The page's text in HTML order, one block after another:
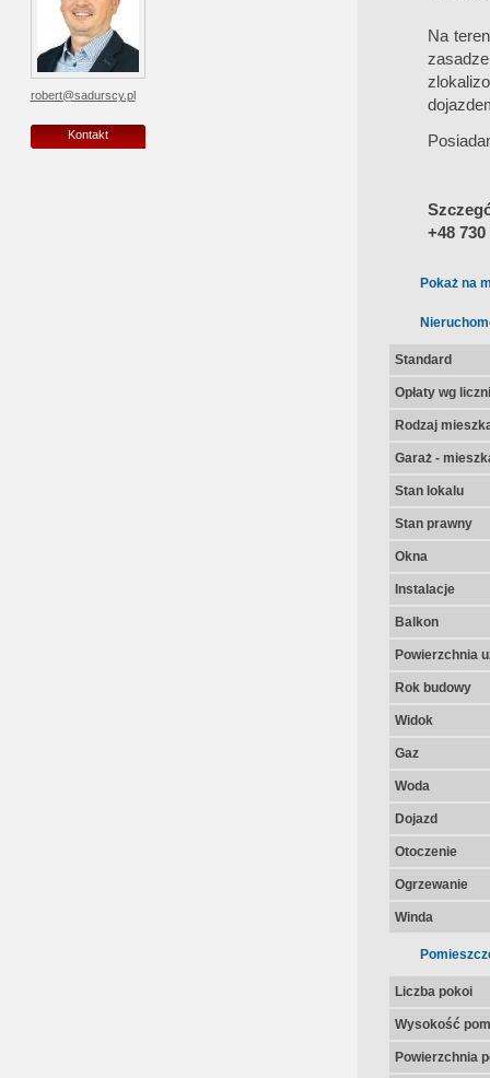
robert@sadurscy.pl
Kontakt
Na
+48 730
Pokaż na
Standard
Opłaty wg
Rodzaj
Garaż -
Stan lokalu
Stan prawny
Okna
Instalacje
Balkon
Powierzchnia
Rok budowy
Widok
Gaz
Woda
Dojazd
Otoczenie
Ogrzewanie
Winda
Liczba pokoi
Wysokość
Powierzchnia